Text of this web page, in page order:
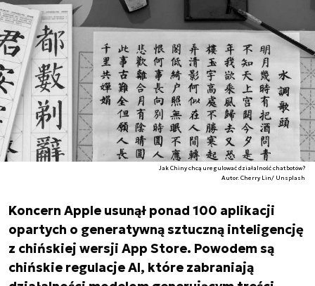
Jak Chiny chcą uregulować działalność chatbotów?
Autor. Cherry Lin/ Unsplash
Koncern Apple usunął ponad 100 aplikacji
opartych o generatywną sztuczną inteligencję
z chińskiej wersji App Store. Powodem są
chińskie regulacje AI, które zabraniają